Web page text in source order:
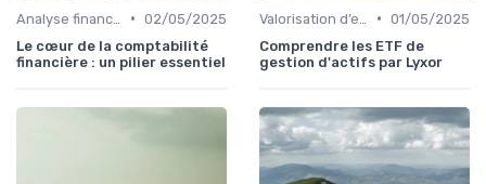
• 02/05/2025
Le cœur de la comptabilité
financière : un pilier essentiel
• 01/05/2025
Comprendre les ETF de
gestion d'actifs par Lyxor